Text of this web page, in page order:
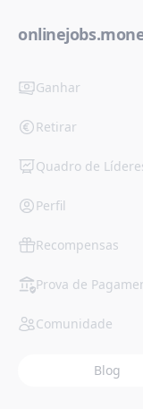
Ganhar
Retirar
Quadro de
Perfil
Recompensas
Prova de
Comunidade
Blog